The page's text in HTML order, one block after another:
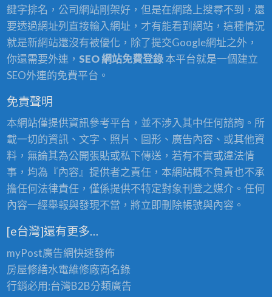
鍵字排名，公司網站剛架好，但是在網路上搜尋不到，還
要透過網址列直接輸入網址，才有能看到網站，這種情況
就是新網站還沒有被優化，除了提交Google網址之外，
你還需要外連， SEO 網站免費登錄本平台就是一個建立
SEO外連的免費平台。
免責聲明
本網站僅提供資訊參考平台，並不涉入其中任何諮詢。所
載一切的資訊、文字、照片、圖形、廣告內容、或其他資
料，無論其為公開張貼或私下傳送，若有不實或違法情
事，均為『內容』提供者之責任，本網站概不負責也不承
擔任何法律責任，僅係提供不特定對象刊登之媒介。任何
內容一經舉報與發現不當，將立即刪除帳號與內容。
[e台灣]還有更多…
myPost廣告網快速發佈
房屋修繕水電維修廠商名錄
行銷必用:台灣B2B分類廣告